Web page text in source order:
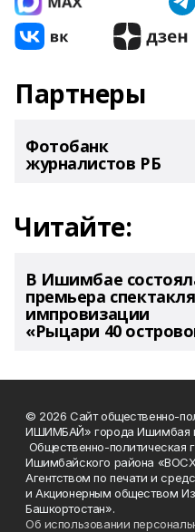
Партнеры
Фотобанк
журналистов РБ
Читайте:
В Ишимбае
премьера
импровизации
«Рыцари 40
© 2026 Сайт общественно-
ИШИМБАЙ» города Ишимбая
Общественно-политическая
Ишимбайского района
Агентством по печати и
и Акционерным обществом
Башкортостан».
Об использовании